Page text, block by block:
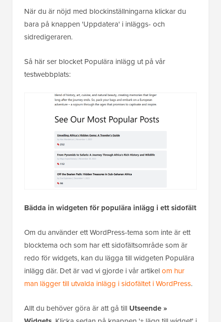
När du är nöjd med blockinställningarna klickar du
bara på knappen 'Uppdatera' i inläggs- och
sidredigeraren.
Så här ser blocket Populära inlägg ut på vår
testwebbplats:
Bädda in widgeten för populära inlägg i ett sidofält
Om du använder ett WordPress-tema som inte är ett
blocktema och som har ett sidofältsområde som är
redo för widgets, kan du lägga till widgeten Populära
inlägg där. Det är vad vi gjorde i vår artikelom hur
man lägger till utvalda inlägg i sidofältet i WordPress.
Allt du behöver göra är att gå till Utseende »